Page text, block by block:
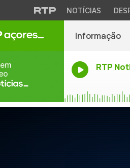
NOTÍCIAS
Informação
RTP